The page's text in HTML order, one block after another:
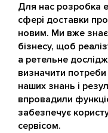
Для нас розробка
сфері доставки
новим. Ми вже
бізнесу, щоб
а ретельне
визначити потреби
наших знань і
впровадили
забезпечує
сервісом.